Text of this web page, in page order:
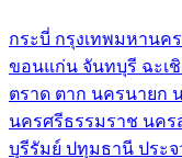
กระบี่ กรุงเทพมหานคร
ขอนแก่น จันทบุรี ฉะเ
ตราด ตาก นครนายก
นครศรีธรรมราช นคร
บุรีรัมย์ ปทุมธานี ประ